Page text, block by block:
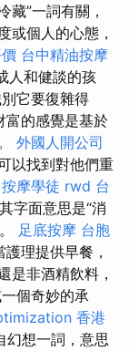
藏”一詞有關，
或個人的心態，
台中精油按摩
人和健談的孩
它要復雜得
富的感覺是基於
外國人開公司
以找到對他們重
按摩學徒 rwd 台
字面意思是“消
足底按摩 台胞
理提供早餐，
是非酒精飲料，
個奇妙的承
香港
幻想一詞，意思